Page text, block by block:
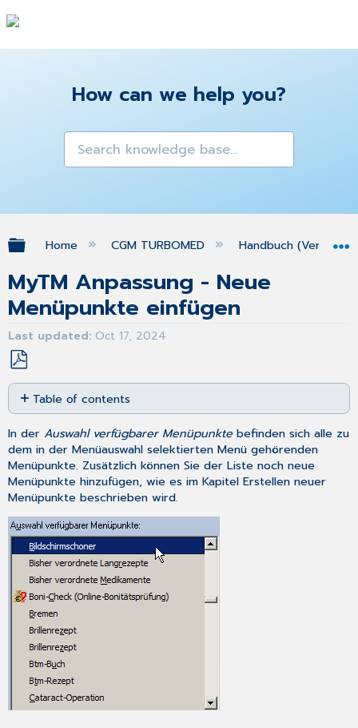
How can we help you?
Expand/collapse global hierarchy
Home CGM TURBOMED Handbuch (Version
MyTM Anpassung - Neue
Menüpunkte einfügen
Last updated Oct 17, 2024
Save
as
PDF
Table of contents
für
Schnellbriefe
In derAuswahl verfügbarer Menüpunktebefinden sich alle zu
dem in der Menüauswahl selektierten Menü gehörenden
Menüpunkte. Zusätzlich können Sie der Liste noch neue
Menüpunkte hinzufügen, wie es im KapitelErstellen neuer
Menüpunkte beschrieben wird.